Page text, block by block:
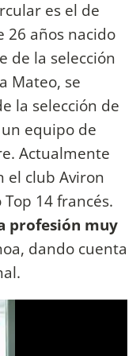
es el de
26 años nacido
de la selección
Mateo, se
la selección de
equipo de
Actualmente
el club Aviron
14 francés.
profesión muy
dando cuenta